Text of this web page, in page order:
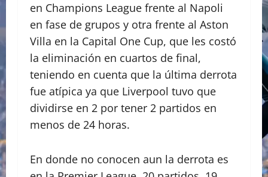
en Champions League frente al Napoli
en fase de grupos y otra frente al Aston
Villa en la Capital One Cup, que les costó
la eliminación en cuartos de final,
teniendo en cuenta que la última derrota
fue atípica ya que Liverpool tuvo que
dividirse en 2 por tener 2 partidos en
menos de 24 horas.
En donde no conocen aun la derrota es